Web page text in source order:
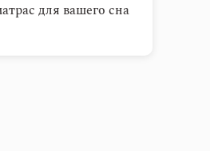
для вашего сна